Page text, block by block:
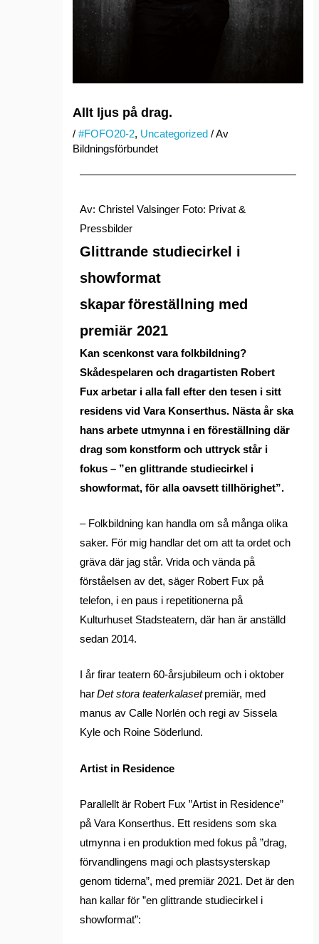
Allt ljus på drag.
/#FOFO20-2, Uncategorized / Av
Bildningsförbundet
Av: Christel Valsinger Foto: Privat &
Pressbilder
Glittrande studiecirkel i
showformat
skapar föreställning med
premiär 2021
Kan scenkonst vara folkbildning?
Skådespelaren och dragartisten Robert
Fux arbetar i alla fall efter den tesen i sitt
residens vid Vara Konserthus. Nästa år ska
hans arbete utmynna i en föreställning där
drag som konstform och uttryck står i
fokus – ”en glittrande studiecirkel i
showformat, för alla oavsett tillhörighet”.
– Folkbildning kan handla om så många olika
saker. För mig handlar det om att ta ordet och
gräva där jag står. Vrida och vända på
förståelsen av det, säger Robert Fux på
telefon, i en paus i repetitionerna på
Kulturhuset Stadsteatern, där han är anställd
sedan 2014.
I år firar teatern 60-årsjubileum och i oktober
harDet stora teaterkalasetpremiär, med
manus av Calle Norlén och regi av Sissela
Kyle och Roine Söderlund.
Artist in Residence
Parallellt är Robert Fux ”Artist in Residence”
på Vara Konserthus. Ett residens som ska
utmynna i en produktion med fokus på ”drag,
förvandlingens magi och plastsysterskap
genom tiderna”, med premiär 2021. Det är den
han kallar för ”en glittrande studiecirkel i
showformat”: